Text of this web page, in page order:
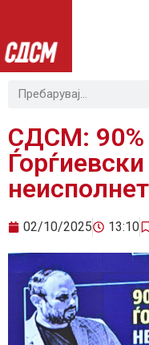
СДСМ: 90%
02/10/2025 13:10